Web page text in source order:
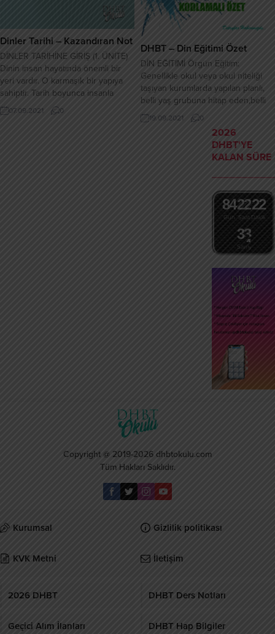
kılınmıştır, (a,g,e,s,219) S. 3- Beş
sözünü Allah’ın adını ya da onun
bir...
Dinler Tarihi – Kazandıran Not
DİNLER TARİHİNE GİRİŞ (1. ÜNİTE)
Dinin insan hayatında önemli bir
yeri vardır. O karmaşık bir yapıya
sahiptir. Tarih boyunca insanla
birlikte varlığını sürdürmüştür. 19.
Yy. Pozitivist evrimci anlayışa göre
07.09.2021 0
DHBT – Din Eğitimi Özet
DİN EĞİTİMİ Örgün Eğitim:
Genellikle okul veya okul niteliği
taşıyan kurumlarda yapılan planlı,
belli yaş grubuna hitap eden,belli
bir eğitim proğramı olan ve
hiyerarşik yapılmanmış olan
eğitimdir. Yaygın Eğitim: Okul
çağının dışındakilere
verilir.Gönüllüdür.İhtiyaç ve ilgiye
(ÇIKMIŞ SORU) Formal Eğitim
Varılmak istenen hedef...
19.09.2021 0
2026
DHBT'YE
KALAN SÜRE
Gün
84
Saat
22
Dakika
22
Saniye
33
Copyright @ 2019-2026 dhbtokulu.com
Tüm Hakları Saklıdır.
Kurumsal Gizlilik politikası
KVK Metni İletişim
2026 DHBT DHBT Ders Notları
Geçici Alım İlanları DHBT Hap Bilgiler